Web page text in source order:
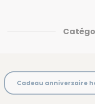
Cadeau anniversaire